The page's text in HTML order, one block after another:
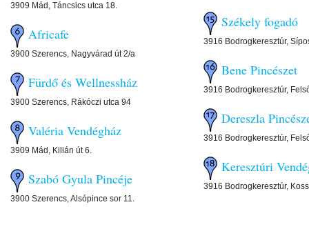
3909 Mád, Táncsics utca 18.
Africafe
3900 Szerencs, Nagyvárad út 2/a
Fürdő és Wellnessház
3900 Szerencs, Rákóczi utca 94
Valéria Vendégház
3909 Mád, Kilián út 6.
Szabó Gyula Pincéje
3900 Szerencs, Alsópince sor 11.
Székely fogadó
3916 Bodrogkeresztúr,
Bene Pincészet
3916 Bodrogkeresztúr,
Dereszla
3916 Bodrogkeresztúr,
Keresztúri
3916 Bodrogkeresztúr,